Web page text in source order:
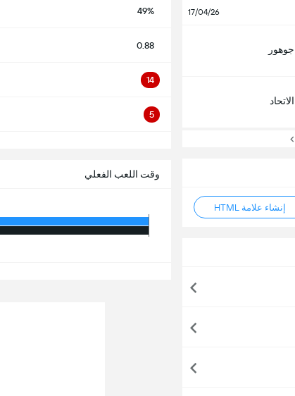
17/04/26
جوهور
الاتحاد
إنشاء علامة HTML
49%
0.88
14
5
وقت اللعب الفعلي